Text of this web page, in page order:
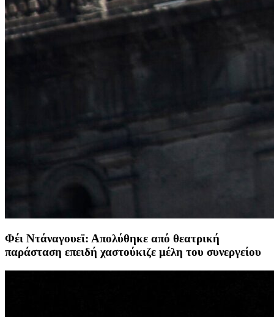
Φέι Ντάναγουεϊ: Απολύθηκε από θεατρική
παράσταση επειδή χαστούκιζε μέλη του συνεργείου